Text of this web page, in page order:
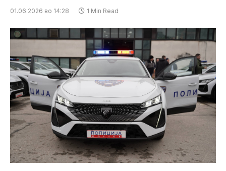
01.06.2026 во 14:28 1 Min Read